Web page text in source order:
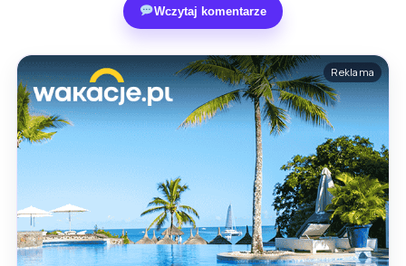
Wczytaj komentarze
Reklama